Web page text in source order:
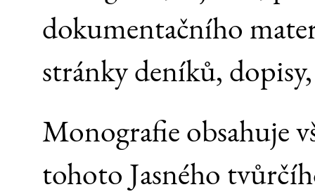
dokumentačního
stránky deníků,
Monografie obsahuje
tohoto Jasného